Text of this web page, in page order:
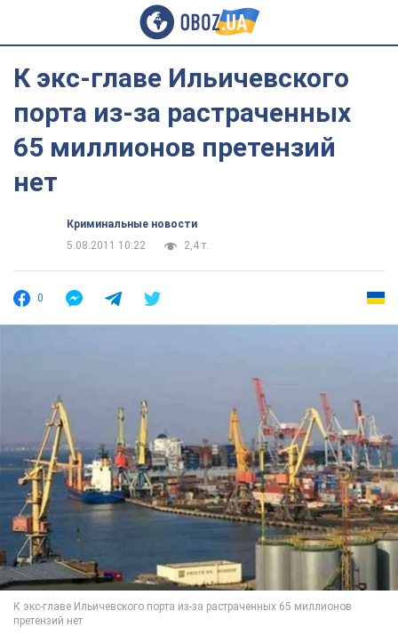
К экс-главе Ильичевского
порта из-за растраченных
65 миллионов претензий
нет
Криминальные новости
5.08.2011 10:22
2,4 т.
0